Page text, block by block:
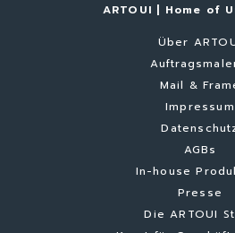
ARTOUI | Home of
Über
Mail &
Impressum
AGBs
In-house
Presse
Die ARTOUI